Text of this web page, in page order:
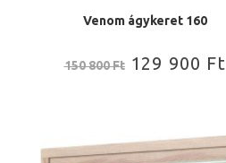
Venom ágykeret 160
150 800Ft 129 900 Ft